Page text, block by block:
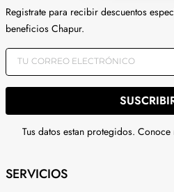
Registrate para recibir descuentos
beneficios Chapur.
Tus datos estan protegidos. Conoce
SERVICIOS